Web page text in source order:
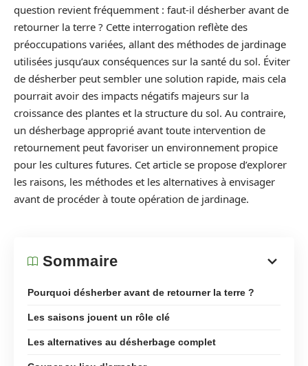
question revient fréquemment : faut-il désherber avant de
retourner la terre ? Cette interrogation reflète des
préoccupations variées, allant des méthodes de jardinage
utilisées jusqu’aux conséquences sur la santé du sol. Éviter
de désherber peut sembler une solution rapide, mais cela
pourrait avoir des impacts négatifs majeurs sur la
croissance des plantes et la structure du sol. Au contraire,
un désherbage approprié avant toute intervention de
retournement peut favoriser un environnement propice
pour les cultures futures. Cet article se propose d’explorer
les raisons, les méthodes et les alternatives à envisager
avant de procéder à toute opération de jardinage.
Sommaire
Pourquoi désherber avant de retourner la terre ?
Les saisons jouent un rôle clé
Les alternatives au désherbage complet